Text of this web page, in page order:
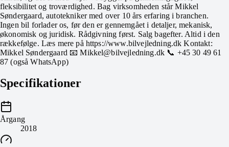
fleksibilitet og troværdighed. Bag virksomheden står Mikkel
Søndergaard, autotekniker med over 10 års erfaring i branchen.
Ingen bil forlader os, før den er gennemgået i detaljer, mekanisk,
økonomisk og juridisk. Rådgivning først. Salg bagefter. Altid i den
rækkefølge. Læs mere på https://www.bilvejledning.dk Kontakt:
Mikkel Søndergaard 📧 Mikkel@bilvejledning.dk 📞 +45 30 49 61
87 (også WhatsApp)
Specifikationer
Årgang
2018